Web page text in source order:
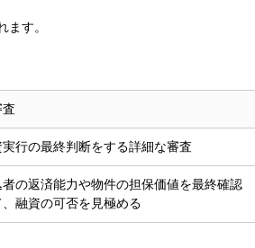
す。
行の最終判断をする詳細な審査
者の返済能力や物件の担保価値を最終確認
、融資の可否を見極める